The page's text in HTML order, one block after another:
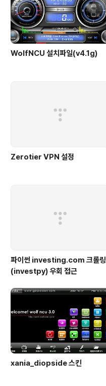
WolfNCU 설치파일(v4.1g)
Zerotier VPN 설정
파이썬 investing.com 크롤링
(investpy) 우회 접근
xania_diopside 스킨